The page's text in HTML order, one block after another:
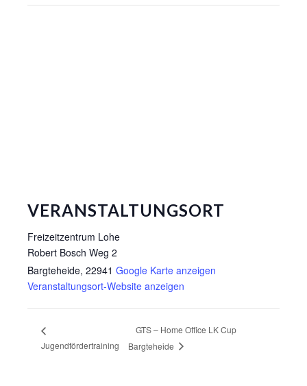
VERANSTALTUNGSORT
Freizeitzentrum Lohe
Robert Bosch Weg 2
Bargteheide, 22941 Google Karte anzeigen
Veranstaltungsort-Website anzeigen
Jugendfördertraining
GTS – Home Office LK Cup
Bargteheide